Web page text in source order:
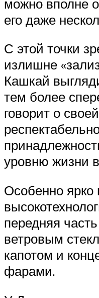
можно вполне
его даже
С этой точки
излишне
Кашкай
тем более
говорит о своей
уровню жизни
Особенно ярко
передняя
ветровым
капотом и
фарами.